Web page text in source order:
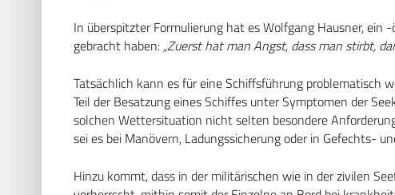
In überspitzter Formulierung hat es Wolfgang Hausner, ein
gebracht haben:„Zuerst hat man Angst, dass man stirbt,
Tatsächlich kann es für eine Schiffsführung problematisch
Teil der Besatzung eines Schiffes unter Symptomen der
solchen Wettersituation nicht selten besondere
sei es bei Manövern, Ladungssicherung oder in Gefechts-
Hinzu kommt, dass in der militärischen wie in der zivilen